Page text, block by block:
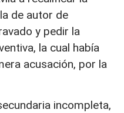
de autor de
y pedir la
la cual había
acusación, por la
incompleta,